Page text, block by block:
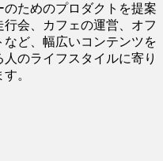
ためのプロダクトを提案
会、カフェの運営、オフ
ど、幅広いコンテンツを
のライフスタイルに寄り
。